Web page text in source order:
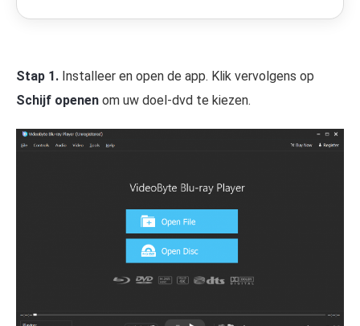
Stap 1. Installeer en open de app. Klik vervolgens op
Schijf openen om uw doel-dvd te kiezen.